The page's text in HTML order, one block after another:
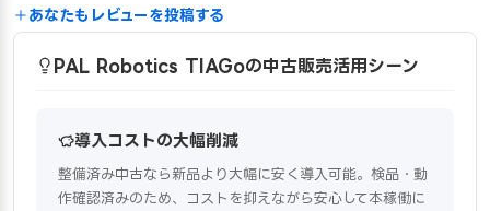
あなたもレビューを投稿する
PAL Robotics TIAGoの中古販売活用シーン
導入コストの大幅削減
整備済み中古なら新品より大幅に安く導入可能。検品・動
作確認済みのため、コストを抑えながら安心して本稼働に